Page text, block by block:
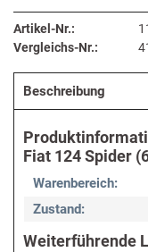
Artikel-Nr.:
Vergleichs-Nr.:
Beschreibung
Fiat 124 Spider
Warenbereich:
Zustand:
Weiterführende